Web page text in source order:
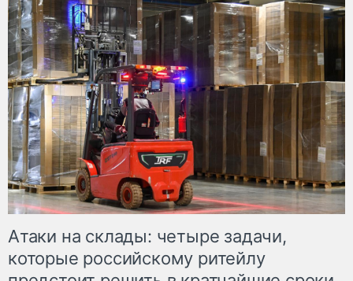
Атаки на склады: четыре задачи,
которые российскому ритейлу